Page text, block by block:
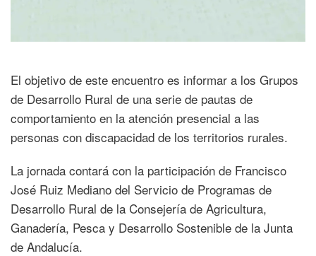
El objetivo de este encuentro es informar a los Grupos
de Desarrollo Rural de una serie de pautas de
comportamiento en la atención presencial a las
personas con discapacidad de los territorios rurales.
La jornada contará con la participación de Francisco
José Ruiz Mediano del Servicio de Programas de
Desarrollo Rural de la Consejería de Agricultura,
Ganadería, Pesca y Desarrollo Sostenible de la Junta
de Andalucía.